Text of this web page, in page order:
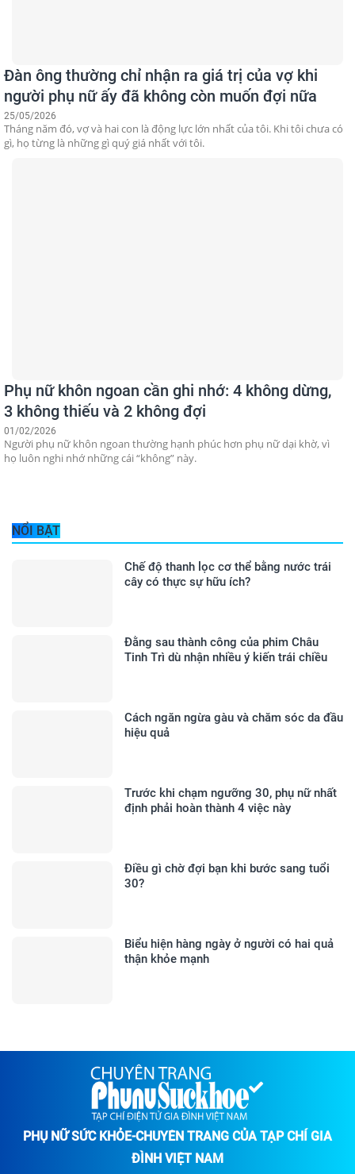
Đàn ông thường chỉ nhận ra giá trị của vợ khi
người phụ nữ ấy đã không còn muốn đợi nữa
25/05/2026
Tháng năm đó, vợ và hai con là động lực lớn nhất của tôi. Khi tôi chưa có
gì, họ từng là những gì quý giá nhất với tôi.
Phụ nữ khôn ngoan cần ghi nhớ: 4 không dừng,
3 không thiếu và 2 không đợi
01/02/2026
Người phụ nữ khôn ngoan thường hạnh phúc hơn phụ nữ dại khờ, vì
họ luôn nghi nhớ những cái “không” này.
NỔI BẬT
Chế độ thanh lọc cơ thể bằng nước trái
cây có thực sự hữu ích?
Đằng sau thành công của phim Châu
Tinh Trì dù nhận nhiều ý kiến trái chiều
Cách ngăn ngừa gàu và chăm sóc da đầu
hiệu quả
Trước khi chạm ngưỡng 30, phụ nữ nhất
định phải hoàn thành 4 việc này
Điều gì chờ đợi bạn khi bước sang tuổi
30?
Biểu hiện hàng ngày ở người có hai quả
thận khỏe mạnh
PHỤ NỮ SỨC KHỎE-CHUYÊN TRANG CỦA TẠP CHÍ GIA
ĐÌNH VIỆT NAM